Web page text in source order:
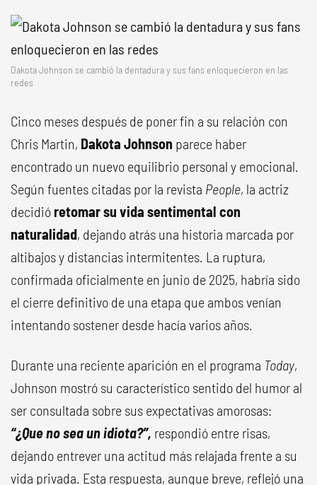
Dakota Johnson se cambió la dentadura y sus fans enloquecieron en las
redes
Cinco meses después de poner fin a su relación con
Chris Martin, Dakota Johnson parece haber
encontrado un nuevo equilibrio personal y emocional.
Según fuentes citadas por la revista People, la actriz
decidió retomar su vida sentimental con
naturalidad, dejando atrás una historia marcada por
altibajos y distancias intermitentes. La ruptura,
confirmada oficialmente en junio de 2025, habría sido
el cierre definitivo de una etapa que ambos venían
intentando sostener desde hacía varios años.
Durante una reciente aparición en el programa Today,
Johnson mostró su característico sentido del humor al
ser consultada sobre sus expectativas amorosas:
“¿Que no sea un idiota?”, respondió entre risas,
dejando entrever una actitud más relajada frente a su
vida privada. Esta respuesta, aunque breve, reflejó una